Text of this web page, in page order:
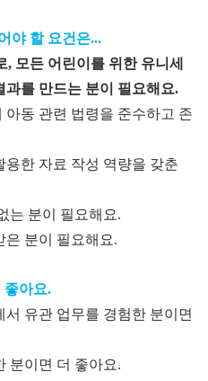
야 할 요건은...
, 모든 어린이를 위한 유니세
과를 만드는 분이 필요해요.
동 관련 법령을 준수하고 존
한 자료 작성 역량을 갖춘
는 분이 필요해요.
분이 필요해요.
좋아요.
유관 업무를 경험한 분이면
분이면 더 좋아요.